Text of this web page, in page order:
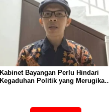
Kabinet Bayangan Perlu Hindari
Kegaduhan Politik yang Merugikan